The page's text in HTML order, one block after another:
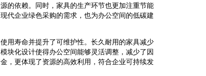
的依赖。同时，家具的生产环节也更加注重节能
代企业绿色采购的需求，也为办公空间的低碳建
用寿命并提升了可维护性。长久耐用的家具减少
块化设计使得办公空间能够灵活调整，减少了因
，更体现了资源的高效利用，符合企业可持续发